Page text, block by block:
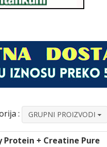
: GRUPNI PROIZVODI
Protein + Creatine Pure